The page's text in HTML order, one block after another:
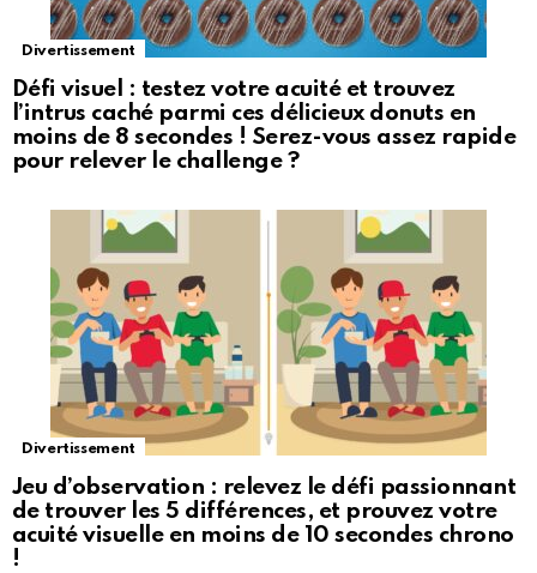
Divertissement
Défi visuel : testez votre acuité et trouvez
l’intrus caché parmi ces délicieux donuts en
moins de 8 secondes ! Serez-vous assez rapide
pour relever le challenge ?
Divertissement
Jeu d’observation : relevez le défi passionnant
de trouver les 5 différences, et prouvez votre
acuité visuelle en moins de 10 secondes chrono
!